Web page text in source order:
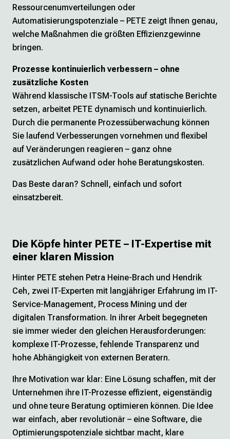
Ressourcenumverteilungen oder
Automatisierungspotenziale – PETE zeigt Ihnen genau,
welche Maßnahmen die größten Effizienzgewinne
bringen.
Prozesse kontinuierlich verbessern – ohne
zusätzliche Kosten
Während klassische ITSM-Tools auf statische Berichte
setzen, arbeitet PETE dynamisch und kontinuierlich.
Durch die permanente Prozessüberwachung können
Sie laufend Verbesserungen vornehmen und flexibel
auf Veränderungen reagieren – ganz ohne
zusätzlichen Aufwand oder hohe Beratungskosten.
Das Beste daran? Schnell, einfach und sofort
einsatzbereit.
Die Köpfe hinter PETE – IT-Expertise mit
einer klaren Mission
Hinter PETE stehen Petra Heine-Brach und Hendrik
Ceh, zwei IT-Experten mit langjähriger Erfahrung im IT-
Service-Management, Process Mining und der
digitalen Transformation. In ihrer Arbeit begegneten
sie immer wieder den gleichen Herausforderungen:
komplexe IT-Prozesse, fehlende Transparenz und
hohe Abhängigkeit von externen Beratern.
Ihre Motivation war klar: Eine Lösung schaffen, mit der
Unternehmen ihre IT-Prozesse effizient, eigenständig
und ohne teure Beratung optimieren können. Die Idee
war einfach, aber revolutionär – eine Software, die
Optimierungspotenziale sichtbar macht, klare